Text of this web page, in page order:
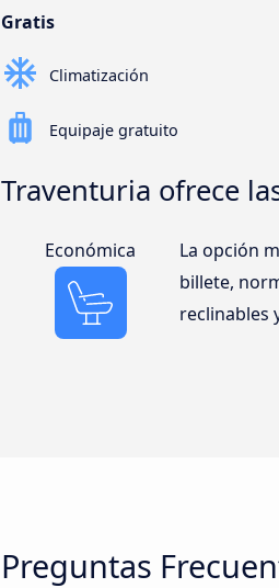
Gratis
Climatización
Equipaje gratuito
Traventuria ofrece
Económica
La opción
billete,
reclinables
Preguntas